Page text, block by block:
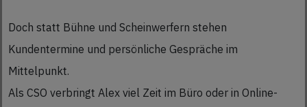
Doch statt Bühne und Scheinwerfern stehen
Kundentermine und persönliche Gespräche im
Mittelpunkt.
Als CSO verbringt Alex viel Zeit im Büro oder in Online-